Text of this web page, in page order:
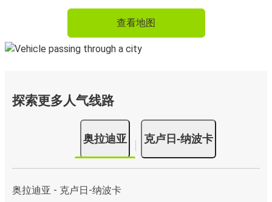
查看地图
探索更多人气线路
奥拉迪亚 克卢日-纳波卡
奥拉迪亚 - 克卢日-纳波卡